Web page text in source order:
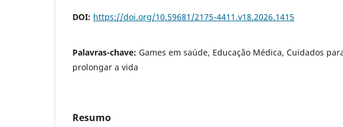
DOI: https://doi.org/10.59681/2175-4411.v18.2026.1415
Palavras-chave: Games em saúde, Educação Médica, Cuidados
prolongar a vida
Resumo